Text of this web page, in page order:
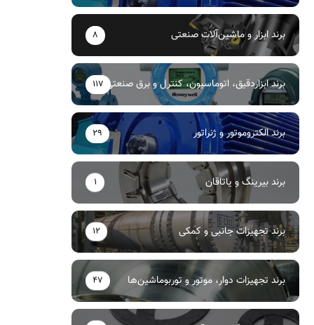
برند ابزار و ماشین‌آلات صنعتی 8
برند ابزاردقیق، اتوماسیون، کنترل و برق صنعتی 117
برند الکتروموتور و ژنراتور 29
برند بیرینگ و یاتاقان 1
برند تجهیزات جانبی و کمکی 12
برند تجهیزات دوار، موتور و توربوماشین‌ها 47